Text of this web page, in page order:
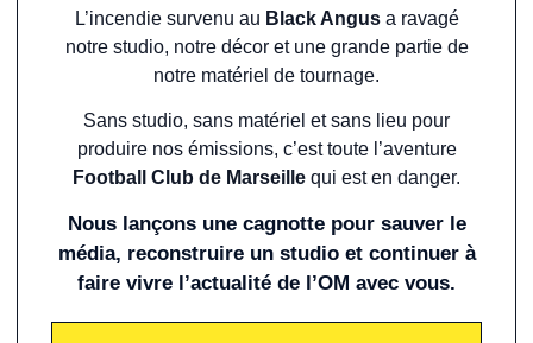
L’incendie survenu au Black Angusa ravagé
notre studio, notre décor et une grande partie de
notre matériel de tournage.
Sans studio, sans matériel et sans lieu pour
produire nos émissions, c’est toute l’aventure
Football Club de Marseille qui est en danger.
Nous lançons une cagnotte pour sauver le
média, reconstruire un studio et continuer à
faire vivre l’actualité de l’OM avec vous.